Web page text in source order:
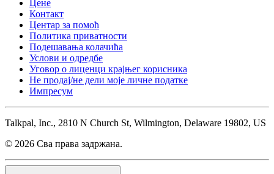
Цене
Контакт
Центар за помоћ
Политика приватности
Подешавања колачића
Услови и одредбе
Уговор о лиценци крајњег корисника
Не продај/не дели моје личне податке
Импресум
Talkpal, Inc., 2810 N Church St, Wilmington, Delaware 19802, US
© 2026 Сва права задржана.